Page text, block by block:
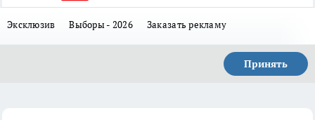
Эксклюзив Выборы - 2026 Заказать рекламу
Принять